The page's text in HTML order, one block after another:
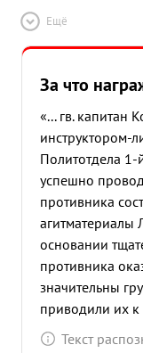
Ещё
За что
«... гв. капитан
инструктором-
Политотдела 1-
успешно
противника
агитматериалы
основании
противника
значительны
приводили их к
добровольной
Текст